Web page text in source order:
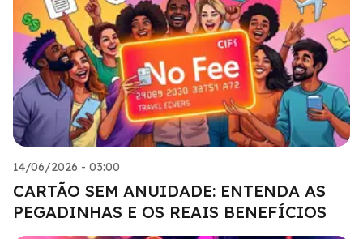
14/06/2026 - 03:00
CARTÃO SEM ANUIDADE: ENTENDA AS
PEGADINHAS E OS REAIS BENEFÍCIOS